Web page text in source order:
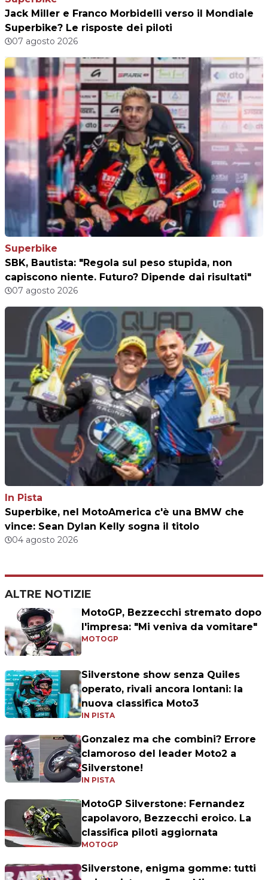
Jack Miller e Franco Morbidelli verso il Mondiale
Superbike? Le risposte dei piloti
07 agosto 2026
Superbike
SBK, Bautista: "Regola sul peso stupida, non
capiscono niente. Futuro? Dipende dai risultati"
07 agosto 2026
In Pista
Superbike, nel MotoAmerica c'è una BMW che
vince: Sean Dylan Kelly sogna il titolo
04 agosto 2026
ALTRE NOTIZIE
MotoGP, Bezzecchi stremato dopo
l'impresa: "Mi veniva da vomitare"
MOTOGP
Silverstone show senza Quiles
operato, rivali ancora lontani: la
nuova classifica Moto3
IN PISTA
Gonzalez ma che combini? Errore
clamoroso del leader Moto2 a
Silverstone!
IN PISTA
MotoGP Silverstone: Fernandez
capolavoro, Bezzecchi eroico. La
classifica piloti aggiornata
MOTOGP
Silverstone, enigma gomme: tutti